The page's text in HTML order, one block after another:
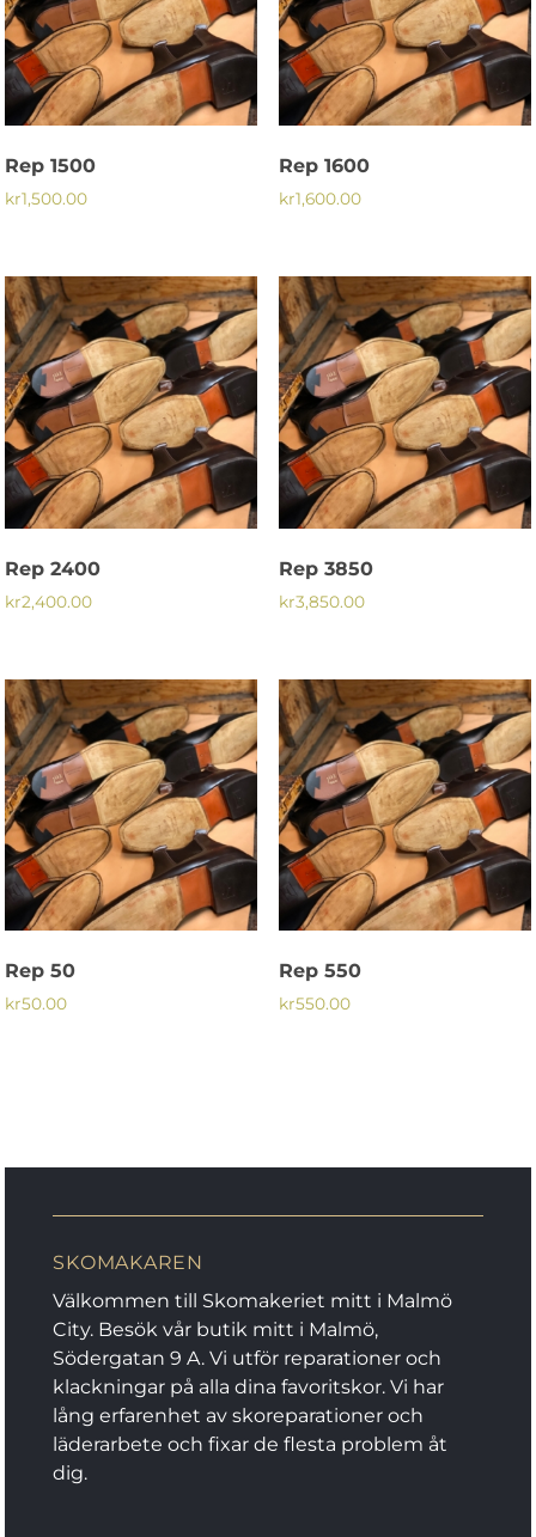
Rep 1500
kr1,500.00
Rep 1600
kr1,600.00
Rep 2400
kr2,400.00
Rep 3850
kr3,850.00
Rep 50
kr50.00
Rep 550
kr550.00
SKOMAKAREN
Välkommen till Skomakeriet mitt i Malmö
City. Besök vår butik mitt i Malmö,
Södergatan 9 A. Vi utför reparationer och
klackningar på alla dina favoritskor. Vi har
lång erfarenhet av skoreparationer och
läderarbete och fixar de flesta problem åt
dig.